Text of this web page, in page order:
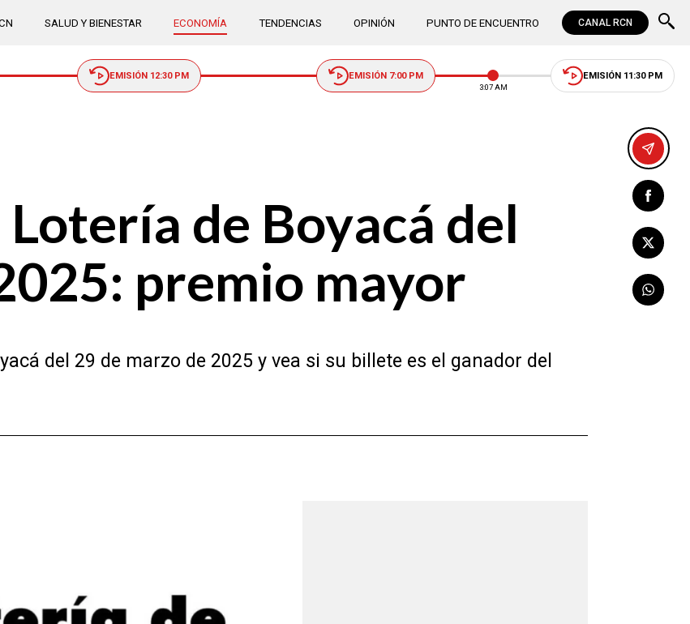
SALUD Y BIENESTAR ECONOMÍA TENDENCIAS OPINIÓN PUNTO DE ENCUENTRO CANAL RCN
EMISIÓN 12:30 PM EMISIÓN 7:00 PM
3:07 AM
EMISIÓN 11:30 PM
de Boyacá del
premio mayor
del 29 de marzo de 2025 y vea si su billete es el ganador del